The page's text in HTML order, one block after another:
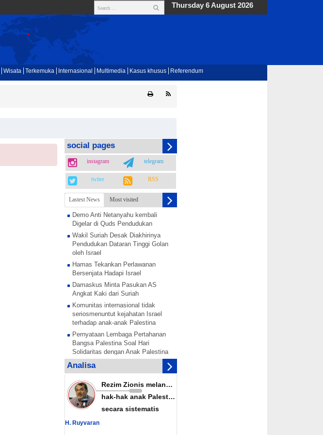
Thursday 6 August 2026
Wisata Terkemuka Internasional Multimedia Kasus khusus Referendum
social pages
instagram telegram
twiter RSS
Lastest News Most visited
Demo Anti Netanyahu kembali
Digelar di Quds Pendudukan
Wakil Suriah Desak Diakhirinya
Pendudukan Dataran Tinggi Golan
oleh Israel
Hamas Tekankan Perlawanan
Bersenjata Hadapi Israel
Damaskus Minta Pasukan AS
Angkat Kaki dari Suriah
Komunitas internasional tidak
seriosmenuntut kejahatan Israel
terhadap anak-anak Palestina
Pernyataan Lembaga Pertahanan
Bangsa Palestina Soal Hari
Solidaritas dengan Anak Palestina
Anak Palestina akan bentuk
tentara pembebasan Palestina
Rezim Zionis melanggar hak-hak
anak Palestina secara terorganisir
Sesi untuk solidaritas dengan
anak-anak Palestina akan
mengelar
Analisa
Rezim Zionis melanggar
hak-hak anak Palestina
secara sistematis
H. Ruyvaran